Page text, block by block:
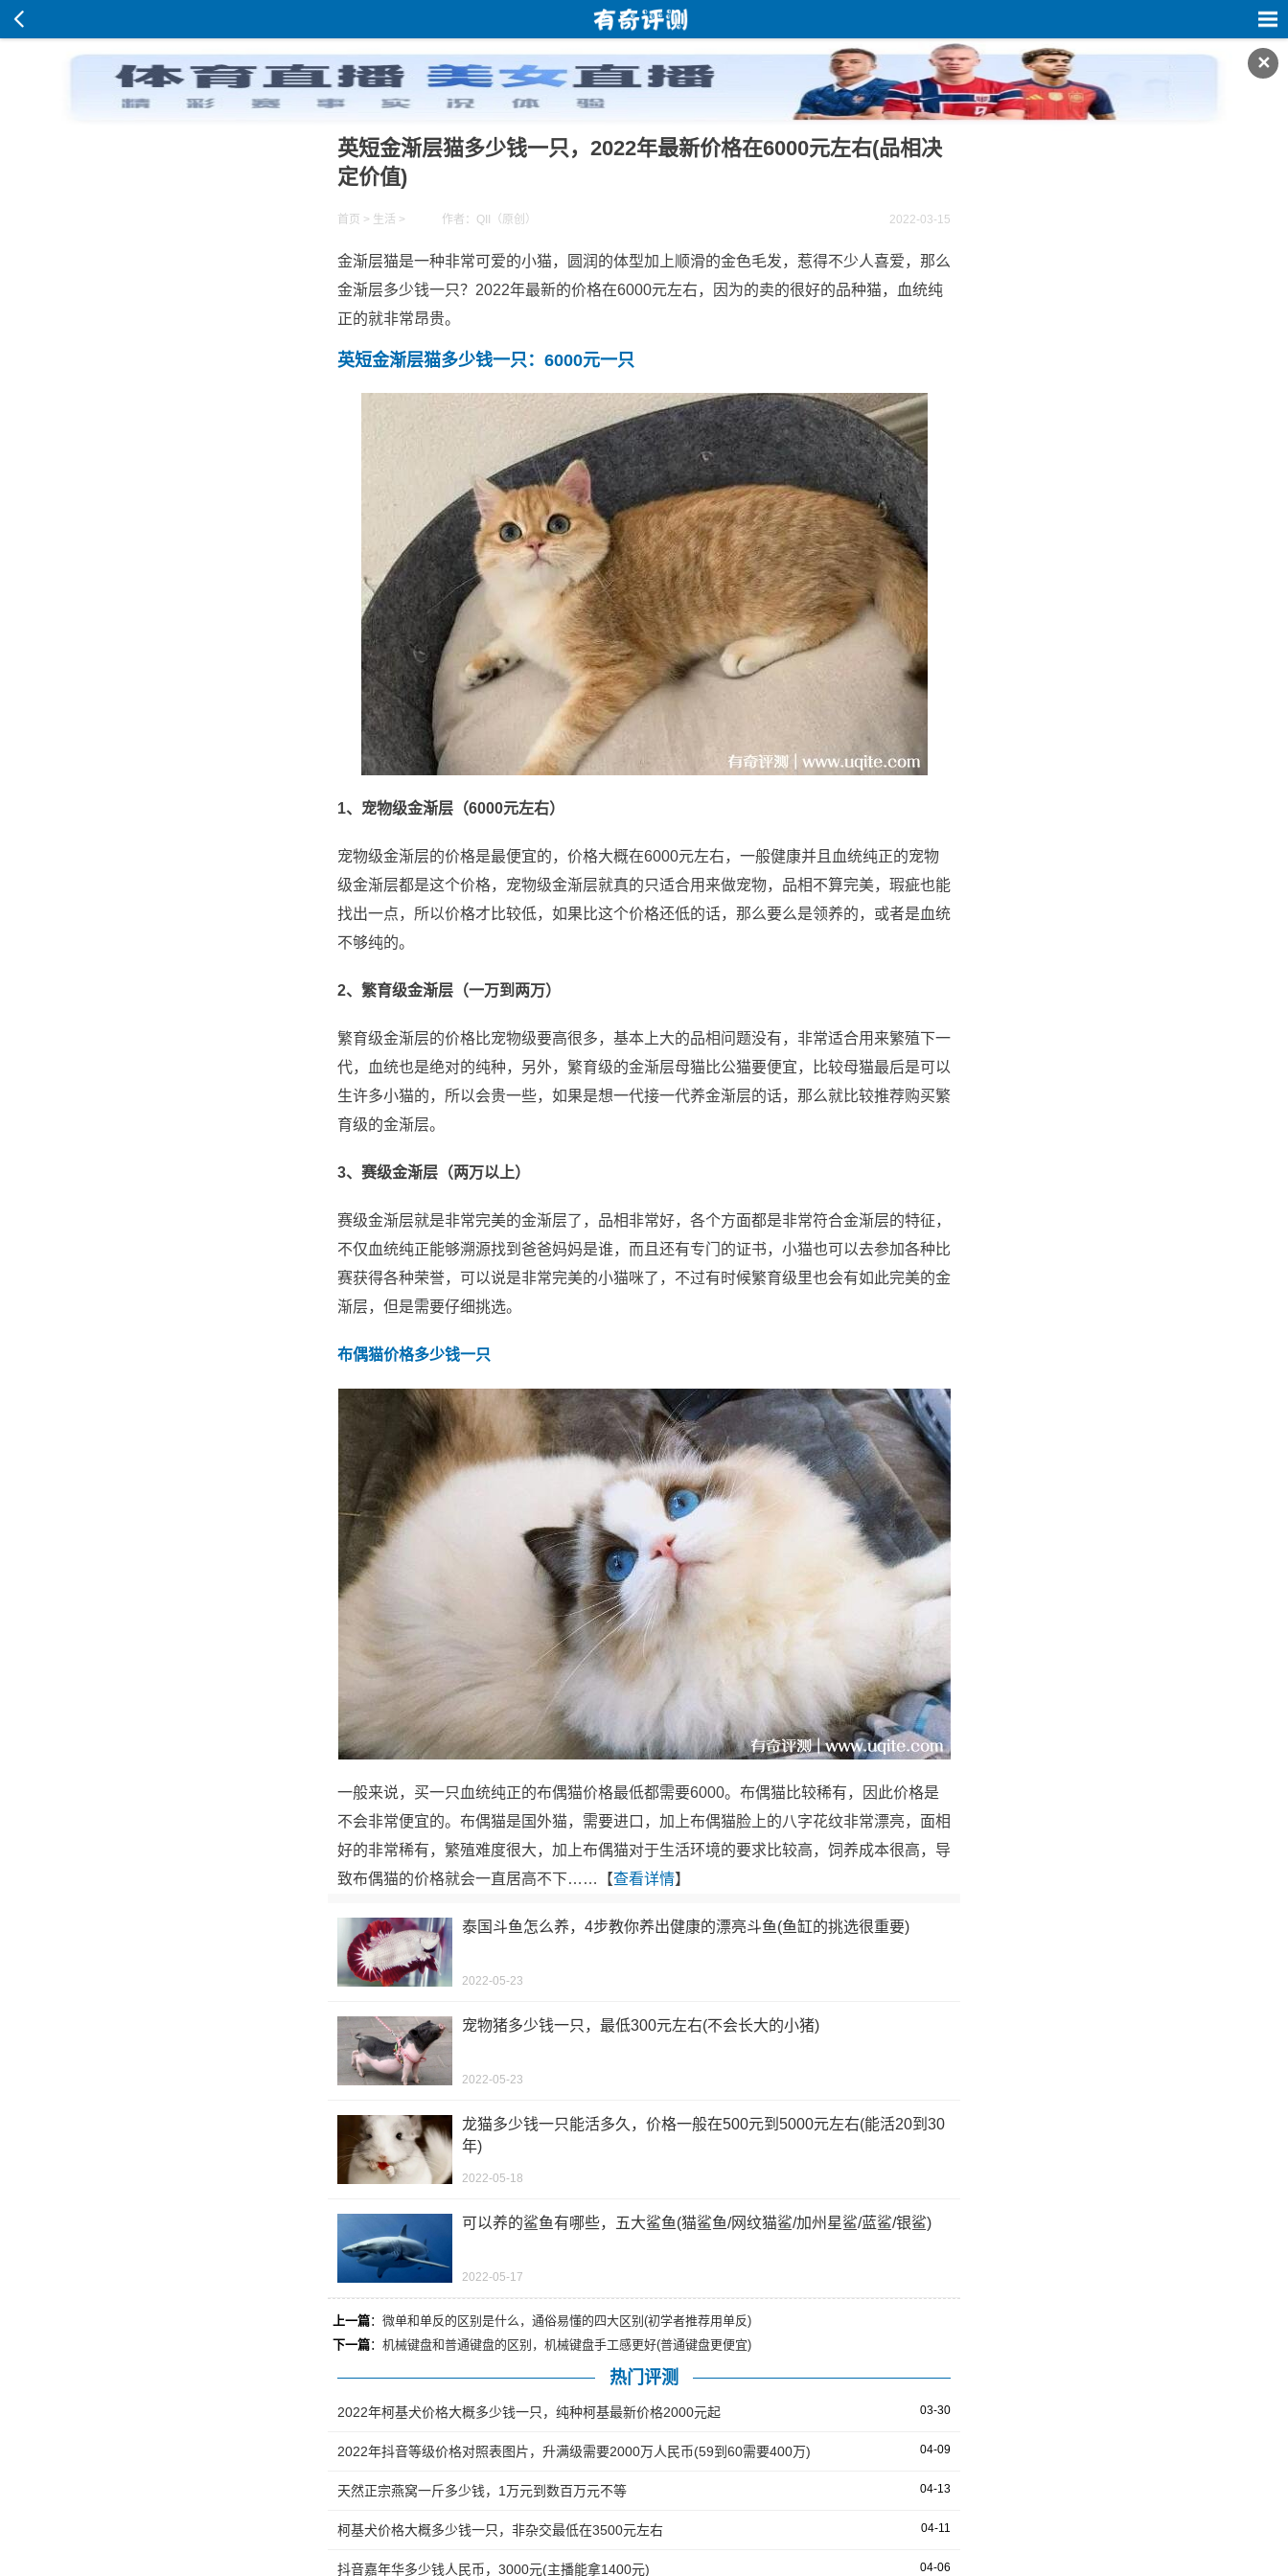
✕
英短金渐层猫多少钱一只，2022年最新价格在6000元左右(品相决
定价值)
首页 > 生活 > 作者：QII（原创） 2022-03-15
金渐层猫是一种非常可爱的小猫，圆润的体型加上顺滑的金色毛发，惹得不少人喜爱，那么
金渐层多少钱一只？2022年最新的价格在6000元左右，因为的卖的很好的品种猫，血统纯
正的就非常昂贵。
英短金渐层猫多少钱一只：6000元一只
1、宠物级金渐层（6000元左右）
宠物级金渐层的价格是最便宜的，价格大概在6000元左右，一般健康并且血统纯正的宠物
级金渐层都是这个价格，宠物级金渐层就真的只适合用来做宠物，品相不算完美，瑕疵也能
找出一点，所以价格才比较低，如果比这个价格还低的话，那么要么是领养的，或者是血统
不够纯的。
2、繁育级金渐层（一万到两万）
繁育级金渐层的价格比宠物级要高很多，基本上大的品相问题没有，非常适合用来繁殖下一
代，血统也是绝对的纯种，另外，繁育级的金渐层母猫比公猫要便宜，比较母猫最后是可以
生许多小猫的，所以会贵一些，如果是想一代接一代养金渐层的话，那么就比较推荐购买繁
育级的金渐层。
3、赛级金渐层（两万以上）
赛级金渐层就是非常完美的金渐层了，品相非常好，各个方面都是非常符合金渐层的特征，
不仅血统纯正能够溯源找到爸爸妈妈是谁，而且还有专门的证书，小猫也可以去参加各种比
赛获得各种荣誉，可以说是非常完美的小猫咪了，不过有时候繁育级里也会有如此完美的金
渐层，但是需要仔细挑选。
布偶猫价格多少钱一只
一般来说，买一只血统纯正的布偶猫价格最低都需要6000。布偶猫比较稀有，因此价格是
不会非常便宜的。布偶猫是国外猫，需要进口，加上布偶猫脸上的八字花纹非常漂亮，面相
好的非常稀有，繁殖难度很大，加上布偶猫对于生活环境的要求比较高，饲养成本很高，导
致布偶猫的价格就会一直居高不下……【查看详情】
泰国斗鱼怎么养，4步教你养出健康的漂亮斗鱼(鱼缸的挑选很重要)
2022-05-23
宠物猪多少钱一只，最低300元左右(不会长大的小猪)
2022-05-23
龙猫多少钱一只能活多久，价格一般在500元到5000元左右(能活20到30
年)
2022-05-18
可以养的鲨鱼有哪些，五大鲨鱼(猫鲨鱼/网纹猫鲨/加州星鲨/蓝鲨/银鲨)
2022-05-17
上一篇： 微单和单反的区别是什么，通俗易懂的四大区别(初学者推荐用单反)
下一篇： 机械键盘和普通键盘的区别，机械键盘手工感更好(普通键盘更便宜)
热门评测
2022年柯基犬价格大概多少钱一只，纯种柯基最新价格2000元起 03-30
2022年抖音等级价格对照表图片，升满级需要2000万人民币(59到60需要400万) 04-09
天然正宗燕窝一斤多少钱，1万元到数百万元不等 04-13
柯基犬价格大概多少钱一只，非杂交最低在3500元左右 04-11
抖音嘉年华多少钱人民币，3000元(主播能拿1400元) 04-06